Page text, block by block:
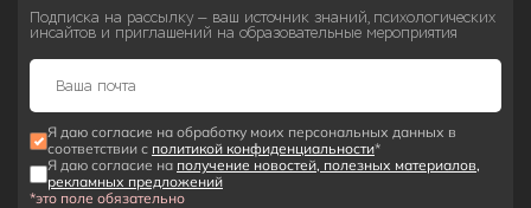
Подписка на рассылку — ваш источник знаний, психологических
инсайтов и приглашений на образовательные мероприятия
Я даю согласие на обработку моих персональных данных в
соответствии с политикой конфиденциальности*
Я даю согласие на получение новостей, полезных материалов,
рекламных предложений
*это поле обязательно